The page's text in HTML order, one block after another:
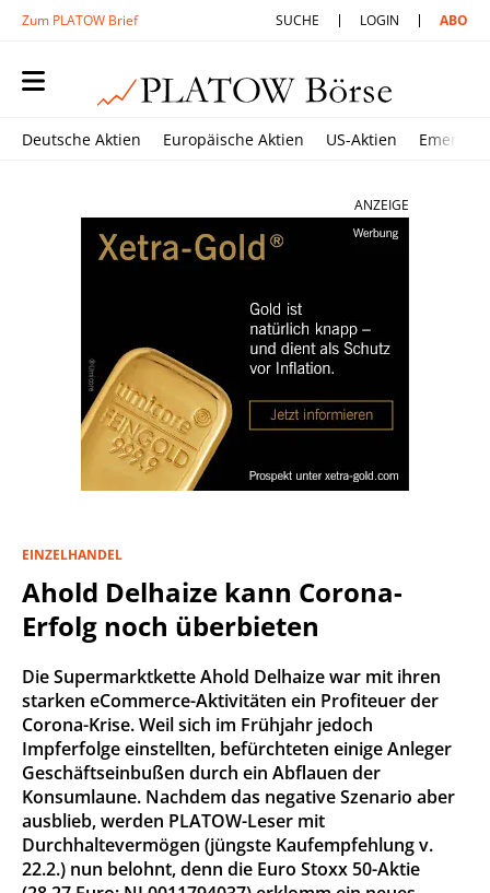
Zum PLATOW Brief SUCHE LOGIN ABO
Deutsche Aktien Europäische Aktien US-Aktien
ANZEIGE
EINZELHANDEL
Ahold Delhaize kann Corona-
Erfolg noch überbieten
Die Supermarktkette Ahold Delhaize war mit ihren
starken eCommerce-Aktivitäten ein Profiteuer der
Corona-Krise. Weil sich im Frühjahr jedoch
Impferfolge einstellten, befürchteten einige Anleger
Geschäftseinbußen durch ein Abflauen der
Konsumlaune. Nachdem das negative Szenario aber
ausblieb, werden PLATOW-Leser mit
Durchhaltevermögen (jüngste Kaufempfehlung v.
22.2.) nun belohnt, denn die Euro Stoxx 50-Aktie